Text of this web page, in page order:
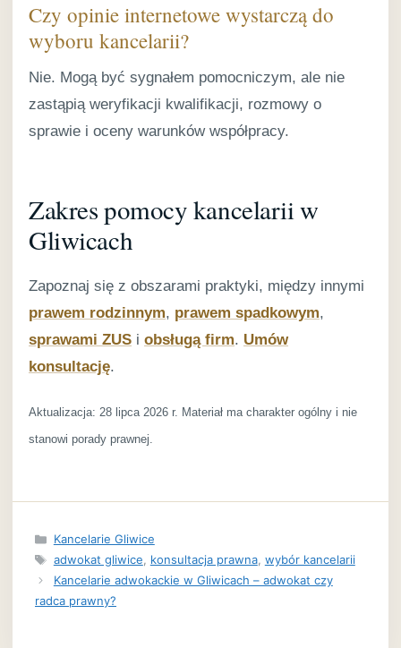
Czy opinie internetowe wystarczą do
wyboru kancelarii?
Nie. Mogą być sygnałem pomocniczym, ale nie
zastąpią weryfikacji kwalifikacji, rozmowy o
sprawie i oceny warunków współpracy.
Zakres pomocy kancelarii w
Gliwicach
Zapoznaj się z obszarami praktyki, między innymi
prawem rodzinnym, prawem spadkowym,
sprawami ZUS i obsługą firm. Umów
konsultację.
Aktualizacja: 28 lipca 2026 r. Materiał ma charakter ogólny i nie
stanowi porady prawnej.
Kategorie
Kancelarie Gliwice
Tagi
adwokat gliwice konsultacja prawna, wybór kancelarii
Kancelarie adwokackie w Gliwicach – adwokat czy
radca prawny?